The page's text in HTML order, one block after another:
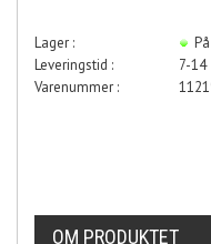
Lager :
Leveringstid :
7-
Varenummer :
OM PRODUKTET